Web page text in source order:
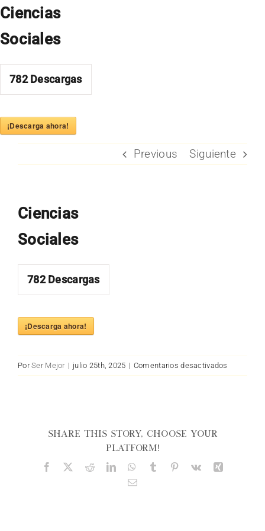
Skip
content
Ciencias
Sociales
782Descargas
¡Descarga ahora!
Previous Siguiente
Ciencias
Sociales
782Descargas
¡Descarga ahora!
PorSer Mejor | julio 25th, 2025 | Comentarios desactivados
Ciencias
Share This Story, Choose Your
Platform!
Facebook RedditLinkedInWhatsApp
Tumblr Pinterest
Vk
Email